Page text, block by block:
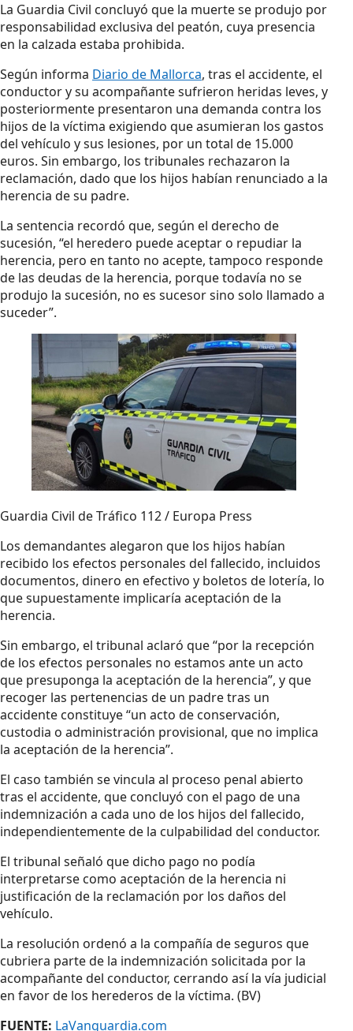
La Guardia Civil concluyó que la muerte se produjo por
responsabilidad exclusiva del peatón, cuya presencia
en la calzada estaba prohibida.
Según informa Diario de Mallorca, tras el accidente, el
conductor y su acompañante sufrieron heridas leves, y
posteriormente presentaron una demanda contra los
hijos de la víctima exigiendo que asumieran los gastos
del vehículo y sus lesiones, por un total de 15.000
euros. Sin embargo, los tribunales rechazaron la
reclamación, dado que los hijos habían renunciado a la
herencia de su padre.
La sentencia recordó que, según el derecho de
sucesión, “el heredero puede aceptar o repudiar la
herencia, pero en tanto no acepte, tampoco responde
de las deudas de la herencia, porque todavía no se
produjo la sucesión, no es sucesor sino solo llamado a
suceder”.
Guardia Civil de Tráfico 112 / Europa Press
Los demandantes alegaron que los hijos habían
recibido los efectos personales del fallecido, incluidos
documentos, dinero en efectivo y boletos de lotería, lo
que supuestamente implicaría aceptación de la
herencia.
Sin embargo, el tribunal aclaró que “por la recepción
de los efectos personales no estamos ante un acto
que presuponga la aceptación de la herencia”, y que
recoger las pertenencias de un padre tras un
accidente constituye “un acto de conservación,
custodia o administración provisional, que no implica
la aceptación de la herencia”.
El caso también se vincula al proceso penal abierto
tras el accidente, que concluyó con el pago de una
indemnización a cada uno de los hijos del fallecido,
independientemente de la culpabilidad del conductor.
El tribunal señaló que dicho pago no podía
interpretarse como aceptación de la herencia ni
justificación de la reclamación por los daños del
vehículo.
La resolución ordenó a la compañía de seguros que
cubriera parte de la indemnización solicitada por la
acompañante del conductor, cerrando así la vía judicial
en favor de los herederos de la víctima. (BV)
FUENTE: LaVanguardia.com